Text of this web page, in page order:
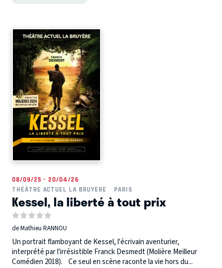
08/09/25 - 20/04/26
THÉÂTRE ACTUEL LA BRUYÈRE
PARIS
Kessel, la liberté à tout prix
de Mathieu RANNOU
Un portrait flamboyant de Kessel, l'écrivain aventurier,
interprété par l'irrésistible Franck Desmedt (Molière Meilleur
Comédien 2018). Ce seul en scène raconte la vie hors du...